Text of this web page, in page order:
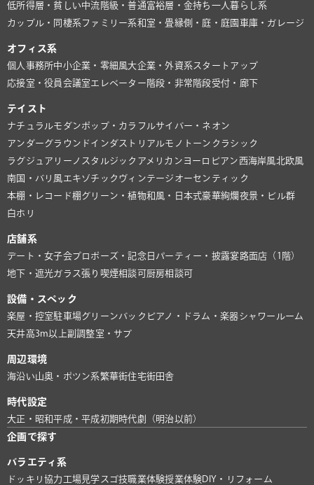
低所得層・貧しい中流階級・普通富裕層・金持ち 一人暮らし系
カップル・同棲系ファミリー系和室・畳縁側・庭・庭園 車庫・ガレージ
オフィス系
個人事務所中小企業・零細風大企業・外資系スタートアップ
応接室・役員会議室 エレベーター 階段・非常階段受付・廊下
テイスト
ナチュラルモダンポップ・カラフルサイバー・ネオン
アンダーグラウンド インダストリアルモノトーン クラシック
ラグジュアリー ノスタルジック アメリカン ヨーロピアン 西海岸風北欧風
南国・バリ風 エキゾチック ヴィンテージ オーセンティック
本棚・レコード棚グリーン・植物和風・日本式豪華絢爛夜景・ビル群
白ホリ
店舗系
デート・女子会プロポーズ・記念日 パーティー・披露宴路面店（1階）
地下・遮光ガラス張り 喫煙相談可 厨房相談可
設備・スペック
楽屋・控室駐車場グリーンバック ピアノ・ドラム・楽器シャワールーム
天井高3m以上副調整室・サブ
周辺環境
海沿い山奥・ポツン系繁華街住宅街田舎
時代設定
大正・昭和平成・平成初期時代劇（明治以前）
企画で探す
バラエティ系
ドッキリ協力 工場見学 スゴ技職業体験授業体験 DIY・リフォーム